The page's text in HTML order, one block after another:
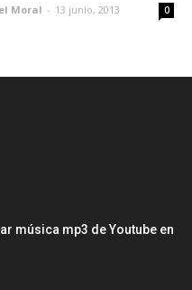
Moral - 13 junio, 2013 0
música mp3 de Youtube en